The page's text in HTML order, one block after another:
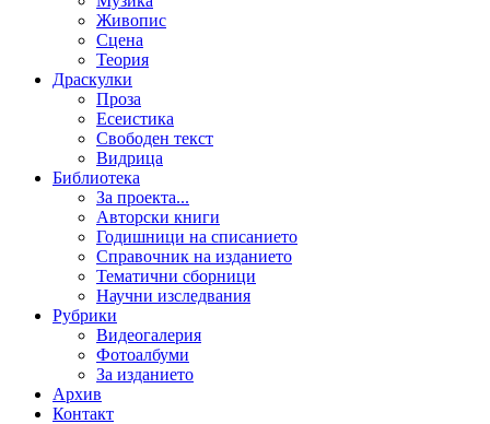
Живопис
Сцена
Теория
Драскулки
Проза
Есеистика
Свободен текст
Видрица
Библиотека
За проекта...
Авторски книги
Годишници на списанието
Справочник на изданието
Тематични сборници
Научни изследвания
Рубрики
Видеогалерия
Фотоалбуми
За изданието
Архив
Контакт